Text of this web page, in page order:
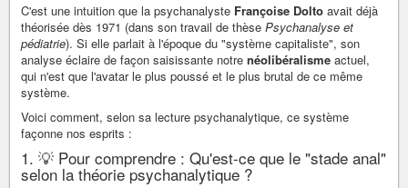
C'est une intuition que la psychanalyste Françoise Dolto avait déjà
théorisée dès 1971 (dans son travail de thèse Psychanalyse et
pédiatrie). Si elle parlait à l'époque du "système capitaliste", son
analyse éclaire de façon saisissante notre néolibéralisme actuel,
qui n'est que l'avatar le plus poussé et le plus brutal de ce même
système.
Voici comment, selon sa lecture psychanalytique, ce système
façonne nos esprits :
1. 💡 Pour comprendre : Qu'est-ce que le "stade anal"
selon la théorie psychanalytique ?